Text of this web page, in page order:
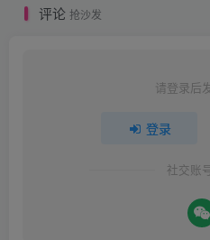
评论 抢沙发
请登录后
登录
社交账